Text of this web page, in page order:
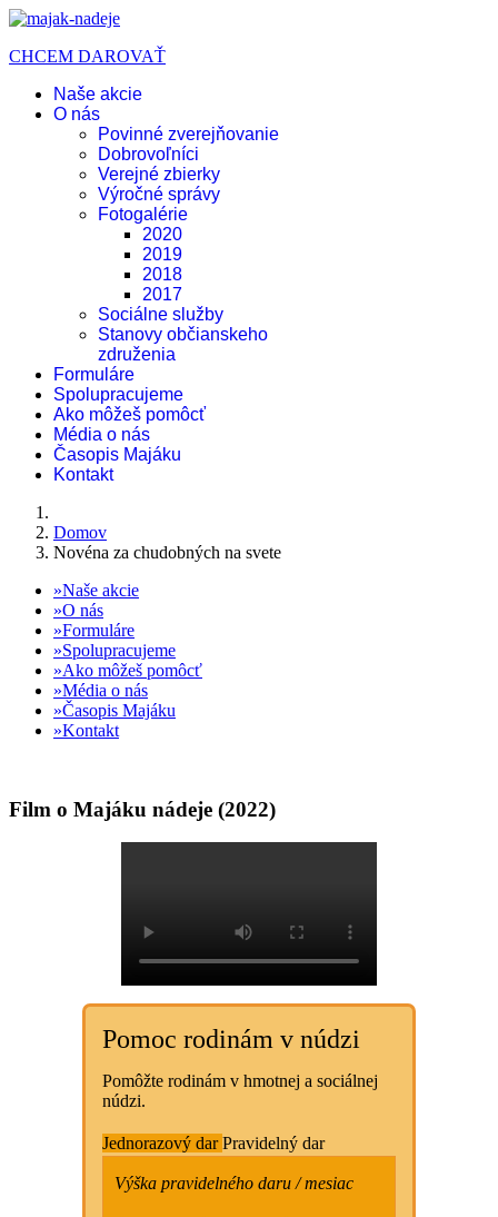
CHCEM DAROVAŤ
Naše akcie
O nás
Povinné zverejňovanie
Dobrovoľníci
Verejné zbierky
Výročné správy
Fotogalérie
2020
2019
2018
2017
Sociálne služby
Stanovy občianskeho
združenia
Formuláre
Spolupracujeme
Ako môžeš pomôcť
Média o nás
Časopis Majáku
Kontakt
Domov
Novéna za chudobných na svete
Naše akcie
O nás
Formuláre
Spolupracujeme
Ako môžeš pomôcť
Média o nás
Časopis Majáku
Kontakt
Film o Majáku nádeje (2022)